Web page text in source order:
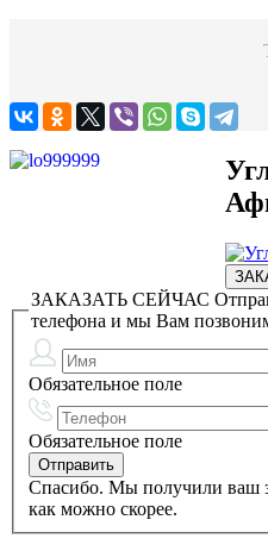
ЗАКАЗАТЬ СЕЙЧАС
телефона и мы Вам
Обязательное поле
Обязательное поле
Спасибо. Мы получили ваш
как можно скорее.